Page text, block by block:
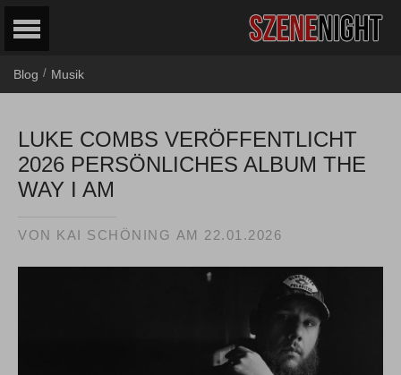
Blog / Musik
LUKE COMBS VERÖFFENTLICHT
2026 PERSÖNLICHES ALBUM THE
WAY I AM
VON KAI SCHÖNING AM 22.01.2026